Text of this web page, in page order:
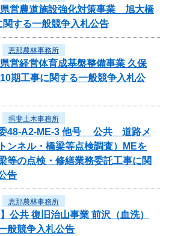
県営農道施設強化対策事業 旭大橋
する一般競争入札公告
恵那農林事務所
営経営体育成基盤整備事業 久保
期工事に関する一般競争入札公
揖斐土木事務所
委48-A2-ME-3 他号 公共 道路メ
ンネル・橋梁等点検調査）MEを
等の点検・修繕業務委託工事に関
告
恵那農林事務所
公共 復旧治山事業 前沢（血洗）
般競争入札公告